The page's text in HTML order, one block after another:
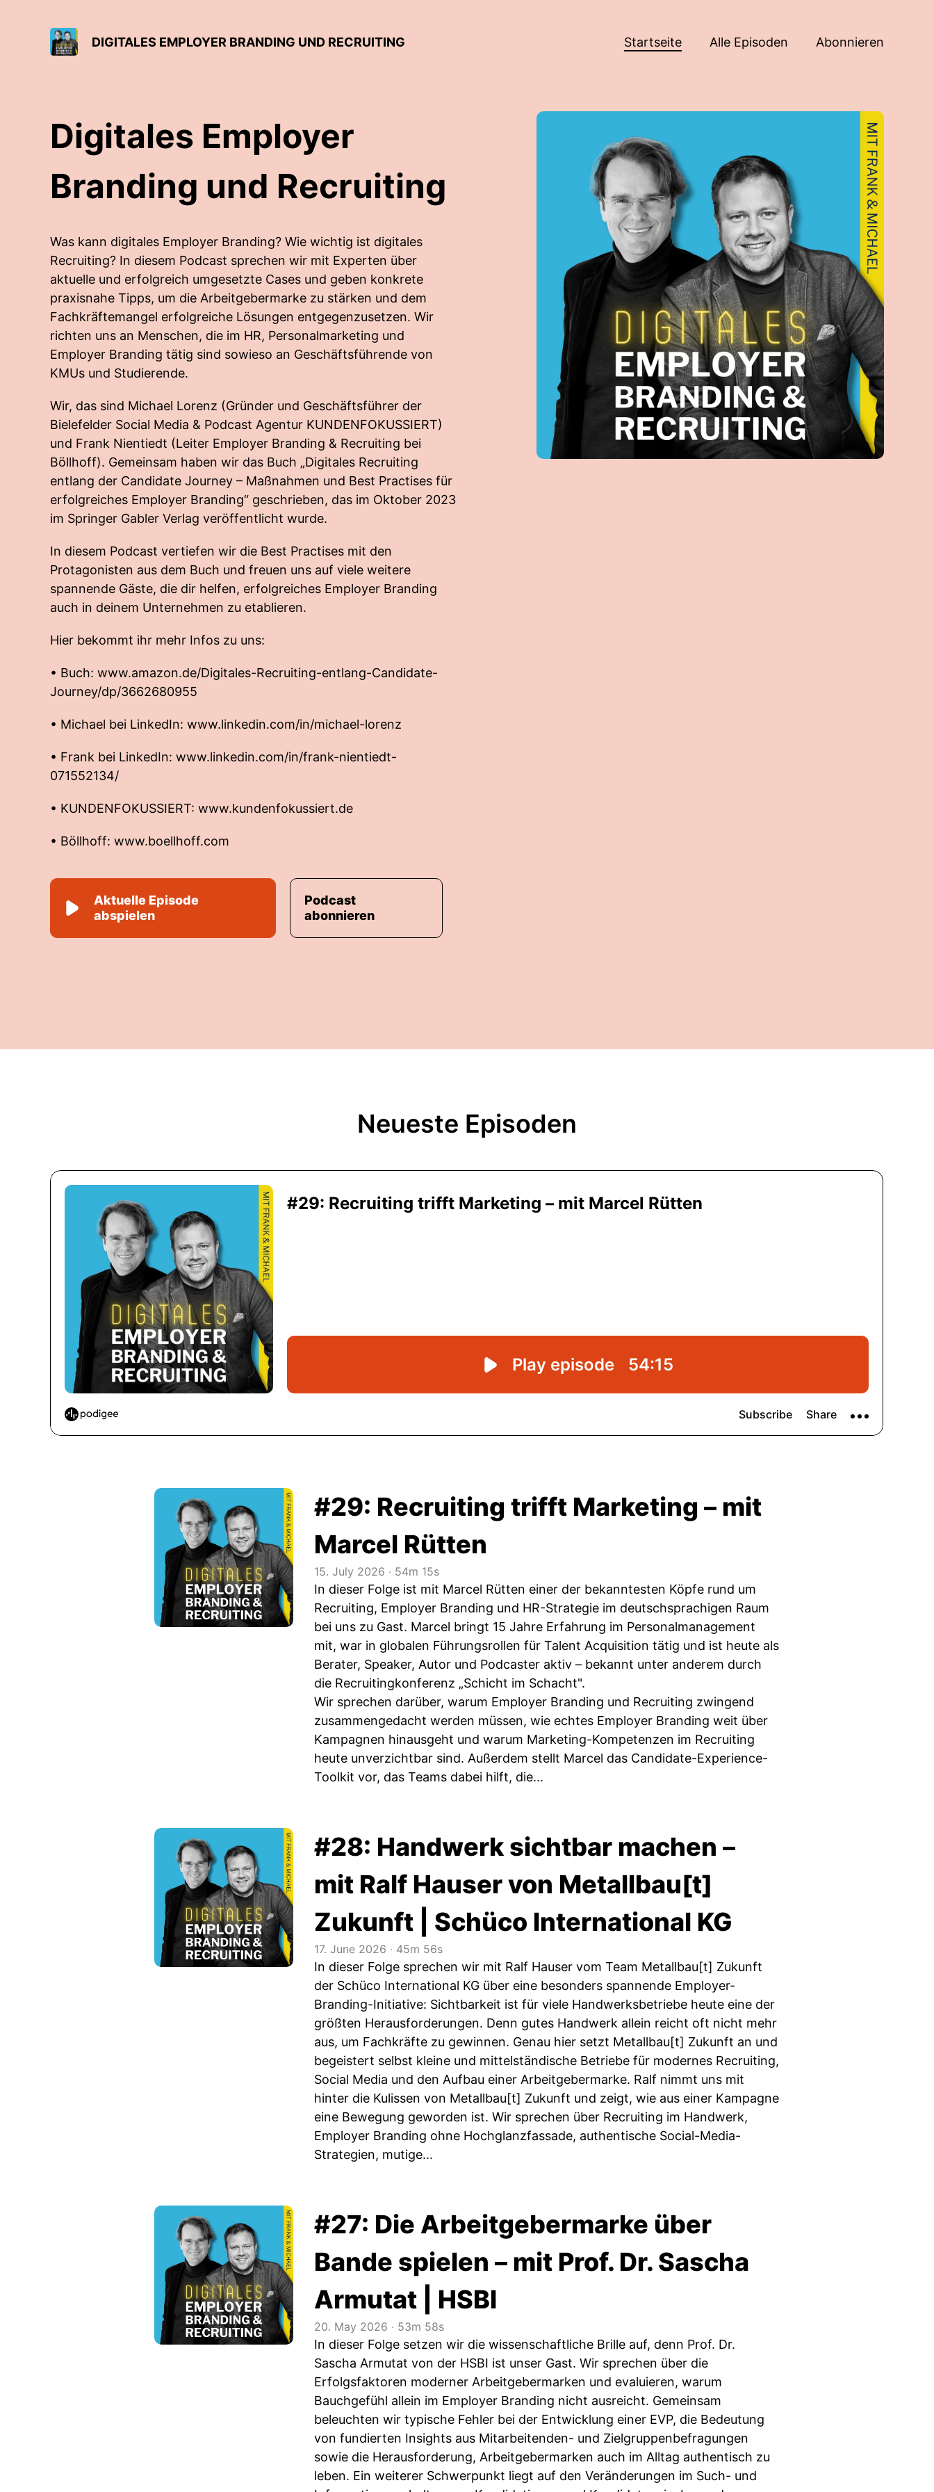
DIGITALES EMPLOYER BRANDING UND RECRUITING Startseite Alle Episoden Abonnieren
Digitales Employer
Branding und Recruiting
Was kann digitales Employer Branding? Wie wichtig ist digitales
Recruiting? In diesem Podcast sprechen wir mit Experten über
aktuelle und erfolgreich umgesetzte Cases und geben konkrete
praxisnahe Tipps, um die Arbeitgebermarke zu stärken und dem
Fachkräftemangel erfolgreiche Lösungen entgegenzusetzen. Wir
richten uns an Menschen, die im HR, Personalmarketing und
Employer Branding tätig sind sowieso an Geschäftsführende von
KMUs und Studierende.
Wir, das sind Michael Lorenz (Gründer und Geschäftsführer der
Bielefelder Social Media & Podcast Agentur KUNDENFOKUSSIERT)
und Frank Nientiedt (Leiter Employer Branding & Recruiting bei
Böllhoff). Gemeinsam haben wir das Buch „Digitales Recruiting
entlang der Candidate Journey – Maßnahmen und Best Practises für
erfolgreiches Employer Branding“ geschrieben, das im Oktober 2023
im Springer Gabler Verlag veröffentlicht wurde.
In diesem Podcast vertiefen wir die Best Practises mit den
Protagonisten aus dem Buch und freuen uns auf viele weitere
spannende Gäste, die dir helfen, erfolgreiches Employer Branding
auch in deinem Unternehmen zu etablieren.
Hier bekommt ihr mehr Infos zu uns:
• Buch: www.amazon.de/Digitales-Recruiting-entlang-Candidate-
Journey/dp/3662680955
• Michael bei LinkedIn: www.linkedin.com/in/michael-lorenz
• Frank bei LinkedIn: www.linkedin.com/in/frank-nientiedt-
071552134/
• KUNDENFOKUSSIERT: www.kundenfokussiert.de
• Böllhoff: www.boellhoff.com
Aktuelle Episode
abspielen
Podcast
abonnieren
Neueste Episoden
#29: Recruiting trifft Marketing – mit
Marcel Rütten
15. July 2026 ‧ 54m 15s
In dieser Folge ist mit Marcel Rütten einer der bekanntesten Köpfe rund um
Recruiting, Employer Branding und HR-Strategie im deutschsprachigen Raum
bei uns zu Gast. Marcel bringt 15 Jahre Erfahrung im Personalmanagement
mit, war in globalen Führungsrollen für Talent Acquisition tätig und ist heute als
Berater, Speaker, Autor und Podcaster aktiv – bekannt unter anderem durch
die Recruitingkonferenz „Schicht im Schacht".
Wir sprechen darüber, warum Employer Branding und Recruiting zwingend
zusammengedacht werden müssen, wie echtes Employer Branding weit über
Kampagnen hinausgeht und warum Marketing-Kompetenzen im Recruiting
heute unverzichtbar sind. Außerdem stellt Marcel das Candidate-Experience-
Toolkit vor, das Teams dabei hilft, die...
#28: Handwerk sichtbar machen –
mit Ralf Hauser von Metallbau[t]
Zukunft | Schüco International KG
17. June 2026 ‧ 45m 56s
In dieser Folge sprechen wir mit Ralf Hauser vom Team Metallbau[t] Zukunft
der Schüco International KG über eine besonders spannende Employer-
Branding-Initiative: Sichtbarkeit ist für viele Handwerksbetriebe heute eine der
größten Herausforderungen. Denn gutes Handwerk allein reicht oft nicht mehr
aus, um Fachkräfte zu gewinnen. Genau hier setzt Metallbau[t] Zukunft an und
begeistert selbst kleine und mittelständische Betriebe für modernes Recruiting,
Social Media und den Aufbau einer Arbeitgebermarke. Ralf nimmt uns mit
hinter die Kulissen von Metallbau[t] Zukunft und zeigt, wie aus einer Kampagne
eine Bewegung geworden ist. Wir sprechen über Recruiting im Handwerk,
Employer Branding ohne Hochglanzfassade, authentische Social-Media-
Strategien, mutige...
#27: Die Arbeitgebermarke über
Bande spielen – mit Prof. Dr. Sascha
Armutat | HSBI
20. May 2026 ‧ 53m 58s
In dieser Folge setzen wir die wissenschaftliche Brille auf, denn Prof. Dr.
Sascha Armutat von der HSBI ist unser Gast. Wir sprechen über die
Erfolgsfaktoren moderner Arbeitgebermarken und evaluieren, warum
Bauchgefühl allein im Employer Branding nicht ausreicht. Gemeinsam
beleuchten wir typische Fehler bei der Entwicklung einer EVP, die Bedeutung
von fundierten Insights aus Mitarbeitenden- und Zielgruppenbefragungen
sowie die Herausforderung, Arbeitgebermarken auch im Alltag authentisch zu
leben. Ein weiterer Schwerpunkt liegt auf den Veränderungen im Such- und